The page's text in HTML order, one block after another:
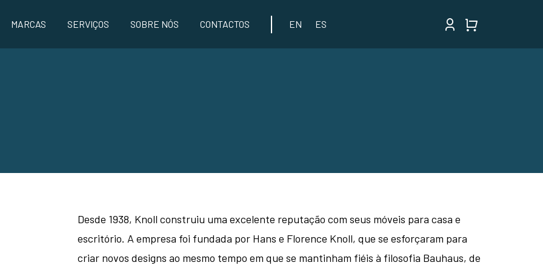
MARCAS SERVIÇOS SOBRE NÓS CONTACTOS EN ES
Desde 1938, Knoll construiu uma excelente reputação com seus móveis para casa e
escritório. A empresa foi fundada por Hans e Florence Knoll, que se esforçaram para
criar novos designs ao mesmo tempo em que se mantinham fiéis à filosofia Bauhaus, de